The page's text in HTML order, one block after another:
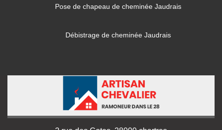
Pose de chapeau de cheminée Jaudrais
Débistrage de cheminée Jaudrais